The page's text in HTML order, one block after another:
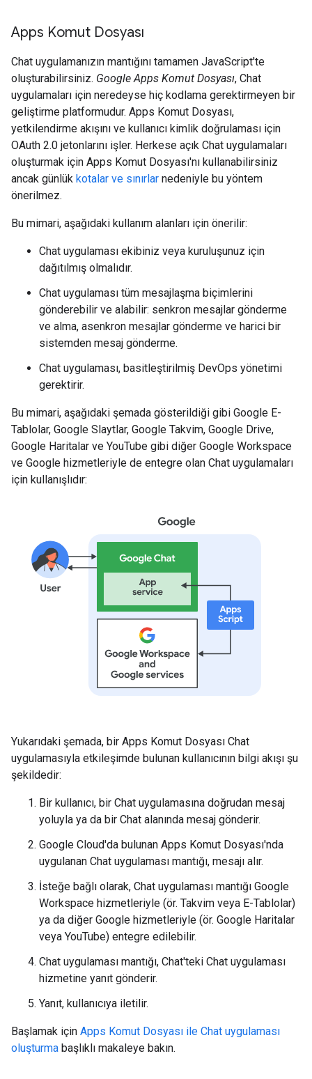
Apps Komut Dosyası
Chat uygulamanızın mantığını tamamen JavaScript'te
oluşturabilirsiniz. Google Apps Komut Dosyası, Chat
uygulamaları için neredeyse hiç kodlama gerektirmeyen bir
geliştirme platformudur. Apps Komut Dosyası,
yetkilendirme akışını ve kullanıcı kimlik doğrulaması için
OAuth 2.0 jetonlarını işler. Herkese açık Chat uygulamaları
oluşturmak için Apps Komut Dosyası'nı kullanabilirsiniz
ancak günlük kotalar ve sınırlar nedeniyle bu yöntem
önerilmez.
Bu mimari, aşağıdaki kullanım alanları için önerilir:
Chat uygulaması ekibiniz veya kuruluşunuz için
dağıtılmış olmalıdır.
Chat uygulaması tüm mesajlaşma biçimlerini
gönderebilir ve alabilir: senkron mesajlar gönderme
ve alma, asenkron mesajlar gönderme ve harici bir
sistemden mesaj gönderme.
Chat uygulaması, basitleştirilmiş DevOps yönetimi
gerektirir.
Bu mimari, aşağıdaki şemada gösterildiği gibi Google E-
Tablolar, Google Slaytlar, Google Takvim, Google Drive,
Google Haritalar ve YouTube gibi diğer Google Workspace
ve Google hizmetleriyle de entegre olan Chat uygulamaları
için kullanışlıdır:
Yukarıdaki şemada, bir Apps Komut Dosyası Chat
uygulamasıyla etkileşimde bulunan kullanıcının bilgi akışı şu
şekildedir:
Bir kullanıcı, bir Chat uygulamasına doğrudan mesaj
yoluyla ya da bir Chat alanında mesaj gönderir.
Google Cloud'da bulunan Apps Komut Dosyası'nda
uygulanan Chat uygulaması mantığı, mesajı alır.
İsteğe bağlı olarak, Chat uygulaması mantığı Google
Workspace hizmetleriyle (ör. Takvim veya E-Tablolar)
ya da diğer Google hizmetleriyle (ör. Google Haritalar
veya YouTube) entegre edilebilir.
Chat uygulaması mantığı, Chat'teki Chat uygulaması
hizmetine yanıt gönderir.
Yanıt, kullanıcıya iletilir.
Başlamak için Apps Komut Dosyası ile Chat uygulaması
oluşturma başlıklı makaleye bakın.